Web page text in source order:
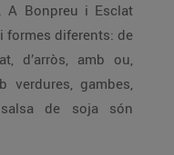
. A Bonpreu i Esclat
formes diferents: de
d’arròs, amb ou,
verdures, gambes,
de soja són